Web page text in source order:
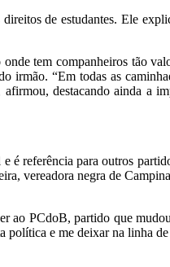
de estudantes. Ele
tem companheiros tão
“Em todas as
destacando ainda a
referência para outros
vereadora negra de
ao PCdoB, partido que
e me deixar na linha